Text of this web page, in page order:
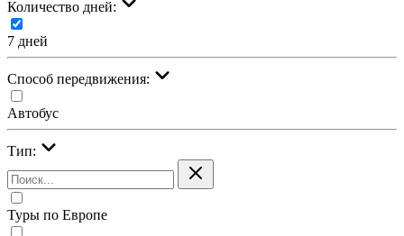
Количество дней:
7 дней
Cпособ передвижения:
Автобус
Тип:
Туры по Европе